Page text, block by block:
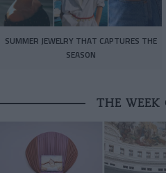
SUMMER JEWELRY THAT CAPTURES THE
SEASON
THE